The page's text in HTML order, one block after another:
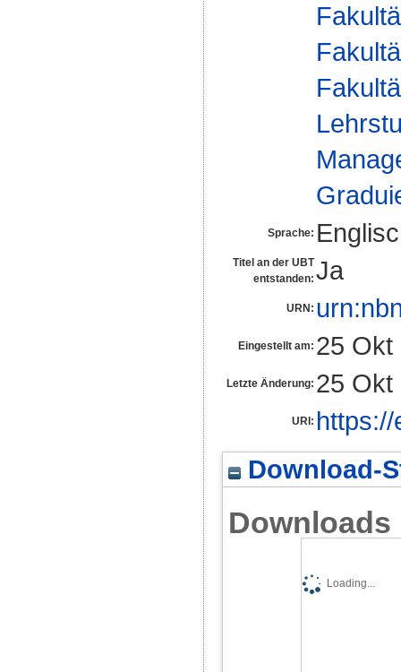
Sprache:
Titel an der UBT
entstanden: Ja
URN:
Eingestellt am: 25 Okt
Letzte Änderung: 25 Okt
URI:
Download-
Downloads
Loading...